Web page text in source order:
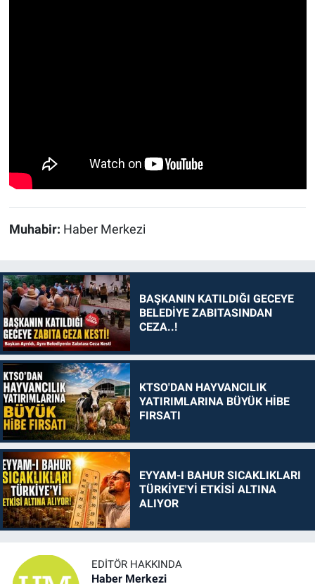
Muhabir: Haber Merkezi
BAŞKANIN KATILDIĞI GECEYE
BELEDİYE ZABITASINDAN
CEZA..!
KTSO'DAN HAYVANCILIK
YATIRIMLARINA BÜYÜK HİBE
FIRSATI
EYYAM-I BAHUR SICAKLIKLARI
TÜRKİYE'Yİ ETKİSİ ALTINA
ALIYOR
EDITÖR HAKKINDA
Haber Merkezi